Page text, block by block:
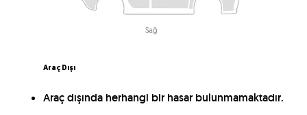
Araç Dışı
Araç dışında herhangi bir hasar bulunmamaktadır.